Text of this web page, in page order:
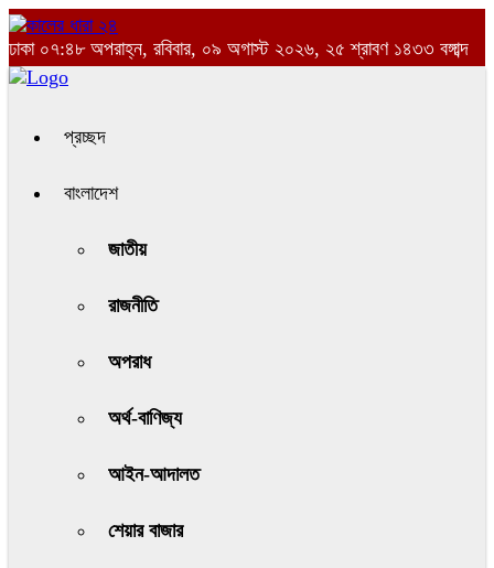
ঢাকা ০৭:৪৮ অপরাহ্ন, রবিবার, ০৯ অগাস্ট ২০২৬, ২৫ শ্রাবণ ১৪৩৩ বঙ্গাব্দ
প্রচ্ছদ
বাংলাদেশ
জাতীয়
রাজনীতি
অপরাধ
অর্থ-বাণিজ্য
আইন-আদালত
শেয়ার বাজার